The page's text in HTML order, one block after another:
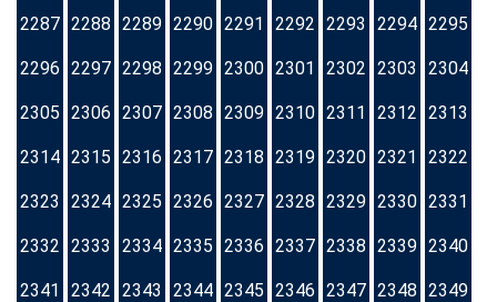
2287 2288 2289 2290 2291 2292 2293 2294 2295
2296 2297 2298 2299 2300 2301 2302 2303 2304
2305 2306 2307 2308 2309 2310 2311 2312 2313
2314 2315 2316 2317 2318 2319 2320 2321 2322
2323 2324 2325 2326 2327 2328 2329 2330 2331
2332 2333 2334 2335 2336 2337 2338 2339 2340
2341 2342 2343 2344 2345 2346 2347 2348 2349